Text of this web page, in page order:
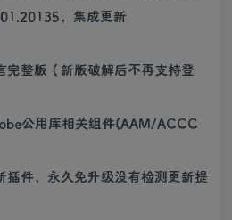
，集成更新
整版（新版破解后不再支持登
公用库相关组件(AAM/ACCC
件，永久免升级没有检测更新提